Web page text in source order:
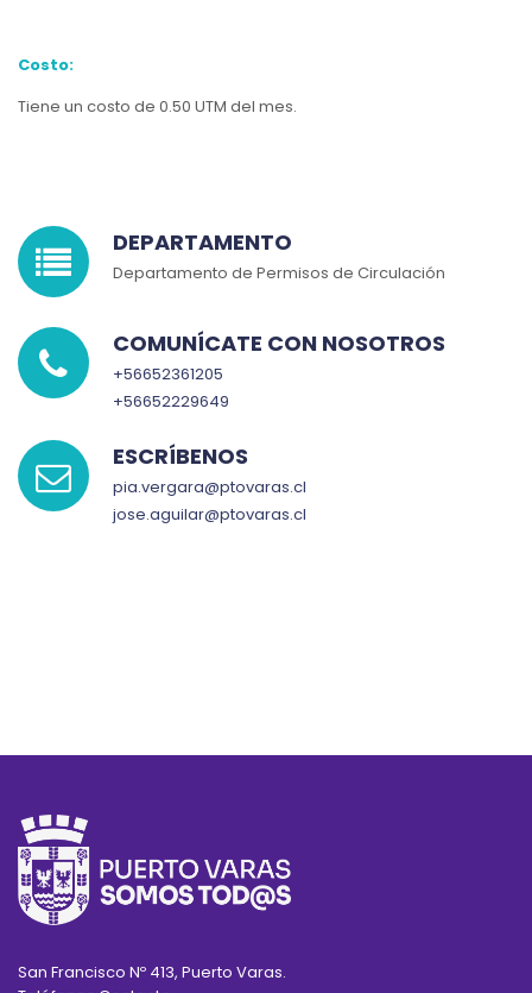
Costo:
Tiene un costo de 0.50 UTM del mes.
DEPARTAMENTO
Departamento de Permisos de Circulación
COMUNÍCATE CON NOSOTROS
+56652361205
+56652229649
ESCRÍBENOS
pia.vergara@ptovaras.cl
jose.aguilar@ptovaras.cl
San Francisco Nº 413, Puerto Varas.